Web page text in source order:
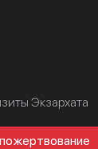
Экзархата